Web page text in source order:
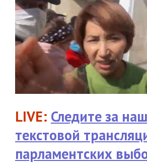
LIVE: Следите за
текстовой
парламентских